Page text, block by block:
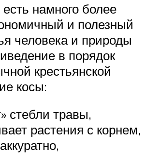
намного более
и полезный
человека и природы
в порядок
крестьянской
косы:
стебли травы,
растения с корнем,